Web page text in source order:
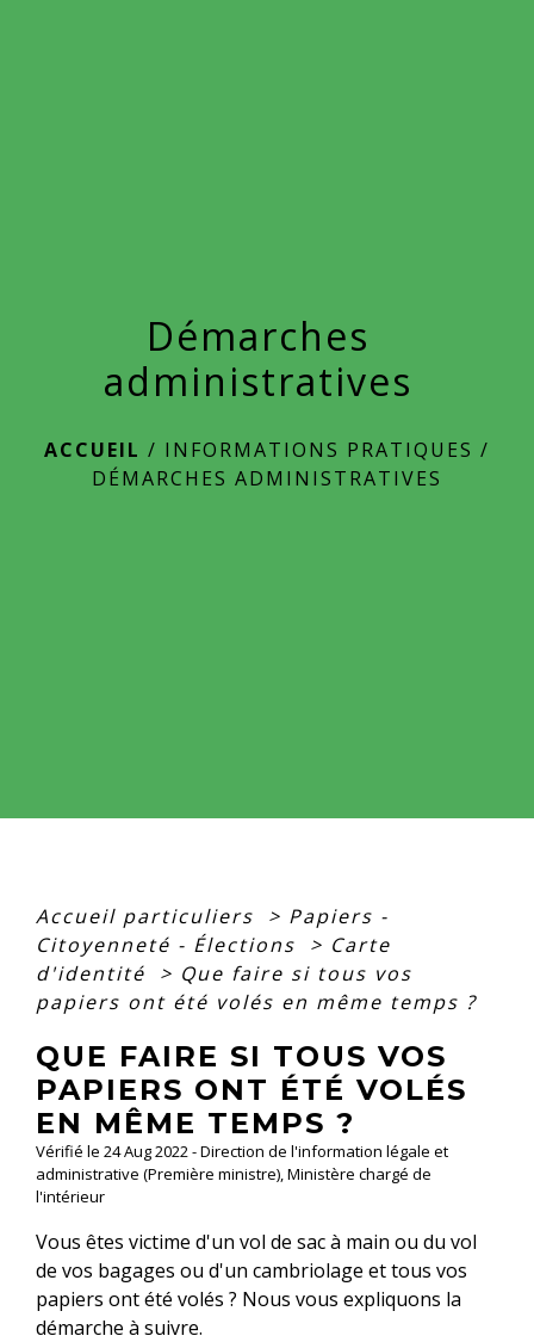
Démarches
administratives
ACCUEIL / INFORMATIONS PRATIQUES /
DÉMARCHES ADMINISTRATIVES
Accueil particuliers > Papiers -
Citoyenneté - Élections
> Carte
d'identité
> Que faire si tous vos
papiers ont été volés en même temps ?
QUE FAIRE SI TOUS VOS
PAPIERS ONT ÉTÉ VOLÉS
EN MÊME TEMPS ?
Vérifié le 24 Aug 2022 - Direction de l'information légale et
administrative (Première ministre), Ministère chargé de
l'intérieur
Vous êtes victime d'un vol de sac à main ou du vol
de vos bagages ou d'un cambriolage et tous vos
papiers ont été volés ? Nous vous expliquons la
démarche à suivre.